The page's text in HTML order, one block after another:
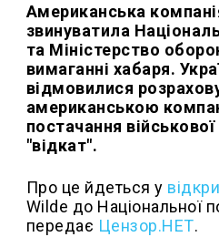
Американська
звинуватила
та Міністерство
вимаганні хабаря.
відмовилися
американською
постачання
"відкат".
Про це йдеться у
Wilde до Національної
передає Цензор.НЕТ.